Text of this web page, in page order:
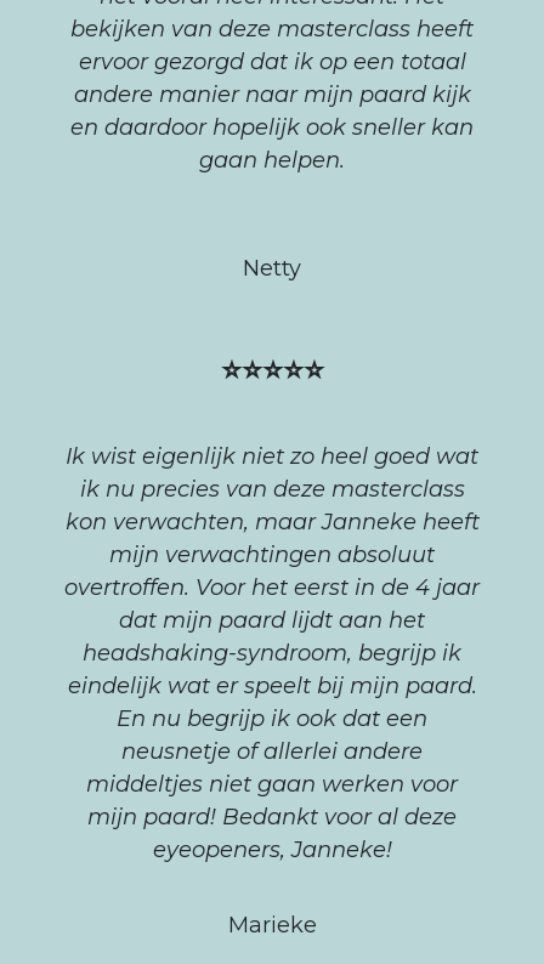
bekijken van deze masterclass heeft
ervoor gezorgd dat ik op een totaal
andere manier naar mijn paard kijk
en daardoor hopelijk ook sneller kan
gaan helpen.
Netty
⭐⭐⭐⭐⭐
Ik wist eigenlijk niet zo heel goed wat
ik nu precies van deze masterclass
kon verwachten, maar Janneke heeft
mijn verwachtingen absoluut
overtroffen. Voor het eerst in de 4 jaar
dat mijn paard lijdt aan het
headshaking-syndroom, begrijp ik
eindelijk wat er speelt bij mijn paard.
En nu begrijp ik ook dat een
neusnetje of allerlei andere
middeltjes niet gaan werken voor
mijn paard! Bedankt voor al deze
eyeopeners, Janneke!
Marieke